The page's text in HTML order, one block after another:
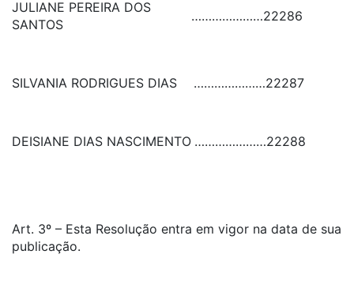
JULIANE PEREIRA DOS
SANTOS
…………………22286
SILVANIA RODRIGUES DIAS …………………22287
DEISIANE DIAS NASCIMENTO …………………22288
Art. 3º – Esta Resolução entra em vigor na data de sua
publicação.